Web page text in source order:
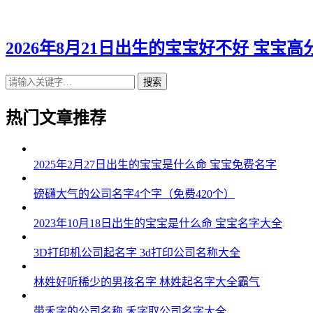
2026年8月21日出生的宝宝好不好 宝宝高
搜索
热门文章推荐
2025年2月27日出生的宝宝是什么命 宝宝免费名字
磅礴大气的公司名字4个字（免费420个）
2023年10月18日出生的宝宝是什么命 宝宝名字大全
3D打印机公司起名字 3d打印公司名称大全
林姓好听稀少的男孩名字 林姓起名字大全霸气